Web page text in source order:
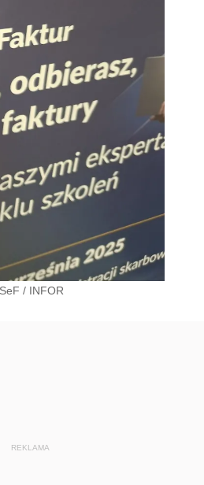
/ INFOR